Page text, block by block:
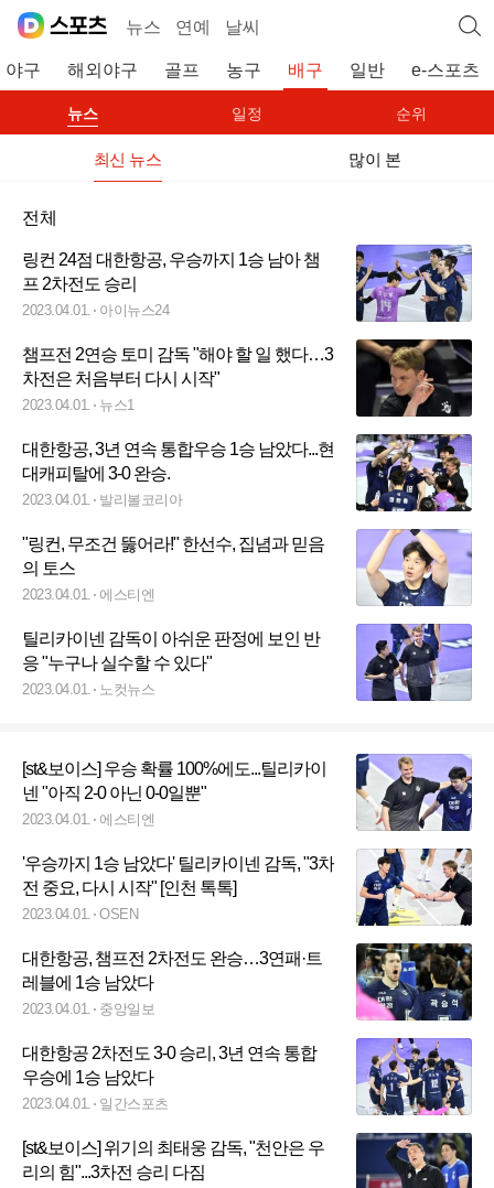
뉴스 연예 날씨
야구 해외야구 골프 농구 배구 일반 e-스포츠
뉴스 일정 순위
최신 뉴스 많이 본
전체
링컨 24점 대한항공, 우승까지 1승 남아 챔
프 2차전도 승리
2023.04.01. 아이뉴스24
챔프전 2연승 토미 감독 "해야 할 일 했다…3
차전은 처음부터 다시 시작"
2023.04.01. 뉴스1
대한항공, 3년 연속 통합우승 1승 남았다...현
대캐피탈에 3-0 완승.
2023.04.01. 발리볼코리아
"링컨, 무조건 뚫어라!" 한선수, 집념과 믿음
의 토스
2023.04.01. 에스티엔
틸리카이넨 감독이 아쉬운 판정에 보인 반
응 "누구나 실수할 수 있다"
2023.04.01. 노컷뉴스
[st&보이스] 우승 확률 100%에도...틸리카이
넨 "아직 2-0 아닌 0-0일뿐"
2023.04.01. 에스티엔
'우승까지 1승 남았다' 틸리카이넨 감독, "3차
전 중요, 다시 시작" [인천 톡톡]
2023.04.01. OSEN
대한항공, 챔프전 2차전도 완승…3연패·트
레블에 1승 남았다
2023.04.01. 중앙일보
대한항공 2차전도 3-0 승리, 3년 연속 통합
우승에 1승 남았다
2023.04.01. 일간스포츠
[st&보이스] 위기의 최태웅 감독, "천안은 우
리의 힘"...3차전 승리 다짐